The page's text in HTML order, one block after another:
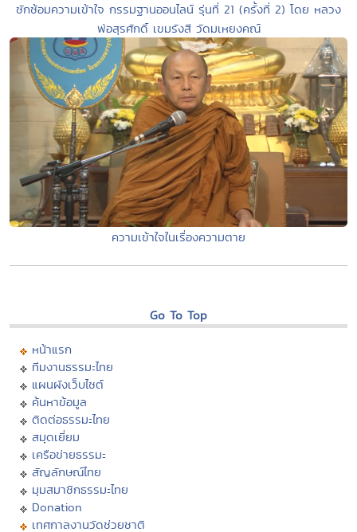
ซักซ้อมความเข้าใจ กรรมฐานออนไลน์ รุ่นที่ 21 (ครั้งที่ 2) โดย หลวง
พ่อสุรศักดิ์ เขมรังสี วัดมเหยงคณ์
ความเข้าใจในเรื่องความตาย
Go To Top
หน้าแรก
ทีมงานธรรมะไทย
แผนผังเว็บไซต์
ค้นหาข้อมูล
ติดต่อธรรมะไทย
สมุดเยี่ยม
เครือข่ายธรรมะ
สัญลักษณ์ไทย
มุมสมาชิกธรรมะไทย
Donation
เทศกาลงานวัดช่วยชาติ